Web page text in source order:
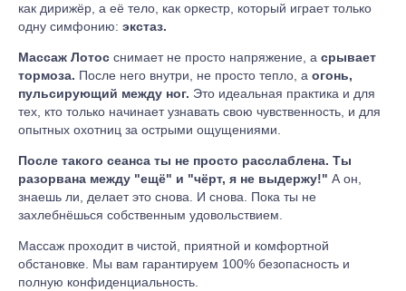
как дирижёр, а её тело, как оркестр, который играет только
одну симфонию: экстаз.
Массаж Лотос снимает не просто напряжение, а срывает
тормоза. После него внутри, не просто тепло, а огонь,
пульсирующий между ног. Это идеальная практика и для
тех, кто только начинает узнавать свою чувственность, и для
опытных охотниц за острыми ощущениями.
После такого сеанса ты не просто расслаблена. Ты
разорвана между "ещё" и "чёрт, я не выдержу!" А он,
знаешь ли, делает это снова. И снова. Пока ты не
захлебнёшься собственным удовольствием.
Массаж проходит в чистой, приятной и комфортной
обстановке. Мы вам гарантируем 100% безопасность и
полную конфиденциальность.